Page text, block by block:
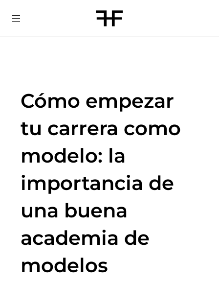
Cómo empezar
tu carrera como
modelo: la
importancia de
una buena
academia de
modelos